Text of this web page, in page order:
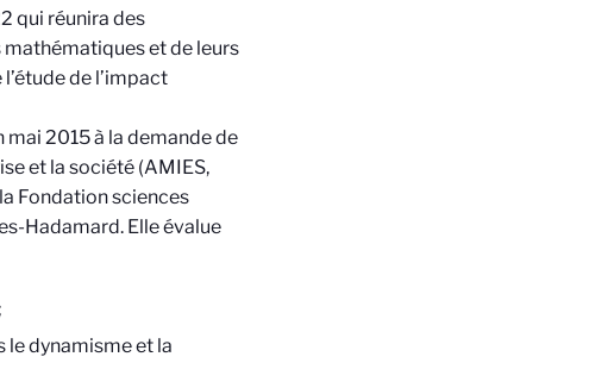
qui réunira des
mathématiques et de leurs
de l’impact
mai 2015 à la demande de
et la société (AMIES,
Fondation sciences
Hadamard. Elle évalue
le dynamisme et la